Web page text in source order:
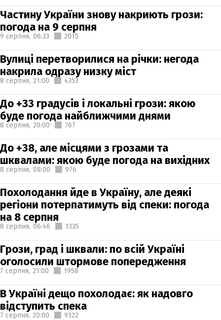
Частину України знову накриють грози:
погода на 9 серпня
9 серпня, 06:33 2015
Вулиці перетворилися на річки: негода
накрила одразу низку міст
8 серпня, 21:00 4353
До +33 градусів і локальні грози: якою
буде погода найближчими днями
8 серпня, 20:00 767
До +38, але місцями з грозами та
шквалами: якою буде погода на вихідних
8 серпня, 08:00 976
Похолодання йде в Україну, але деякі
регіони потерпатимуть від спеки: погода
на 8 серпня
8 серпня, 06:46 1335
Грози, град і шквали: по всій Україні
оголосили штормове попередження
7 серпня, 21:00 1958
В Україні дещо похолодає: як надовго
відступить спека
7 серпня, 20:00 9322